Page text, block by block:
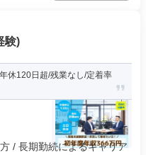
験)
休120日超/残業なし/定着率
/ 長期勤続によるキャリア